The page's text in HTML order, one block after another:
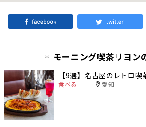
モーニング喫茶リヨン
【9選】名古屋のレトロ喫
食べる 愛知